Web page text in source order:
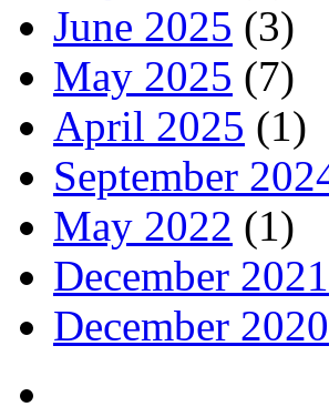
June 2025 (3)
May 2025 (7)
April 2025 (1)
September
May 2022 (1)
December 2021
December 2020